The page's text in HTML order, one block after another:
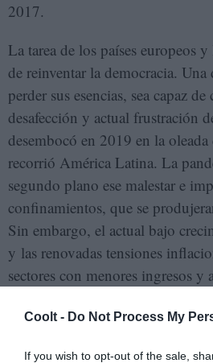
Coolt - Do Not Process My
If you wish to opt-out of the sale,
2017.
La tarea de los países europeos
de reinventar la democracia.
perder sus esencias, sea capaz de
desafección y actual frustración
desembocó en 2019 en la oleada
recorrió América Latina. La
segundo plano ese malestar e
confinamientos, que se
Sin embargo, el actual bajo
y las renovadas tensiones
sectores con menores ingresos y
vulnerables, caldo de cultivo para
protestas como las vividas ya